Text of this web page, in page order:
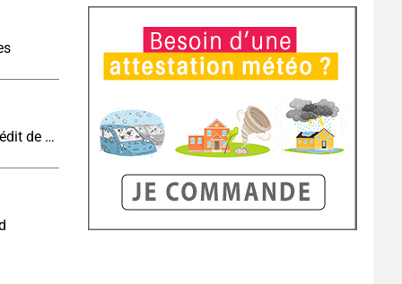
Vague de chaleur et canicule : vers un record inédit de chaleur durable en France